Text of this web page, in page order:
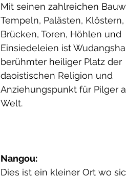
Mit seinen zahlreichen
Tempeln, Palästen, Klöstern,
Brücken, Toren, Höhlen und
Einsiedeleien ist
berühmter heiliger Platz der
daoistischen Religion und
Anziehungspunkt für Pilger
Welt.
Nangou:
Dies ist ein kleiner Ort wo